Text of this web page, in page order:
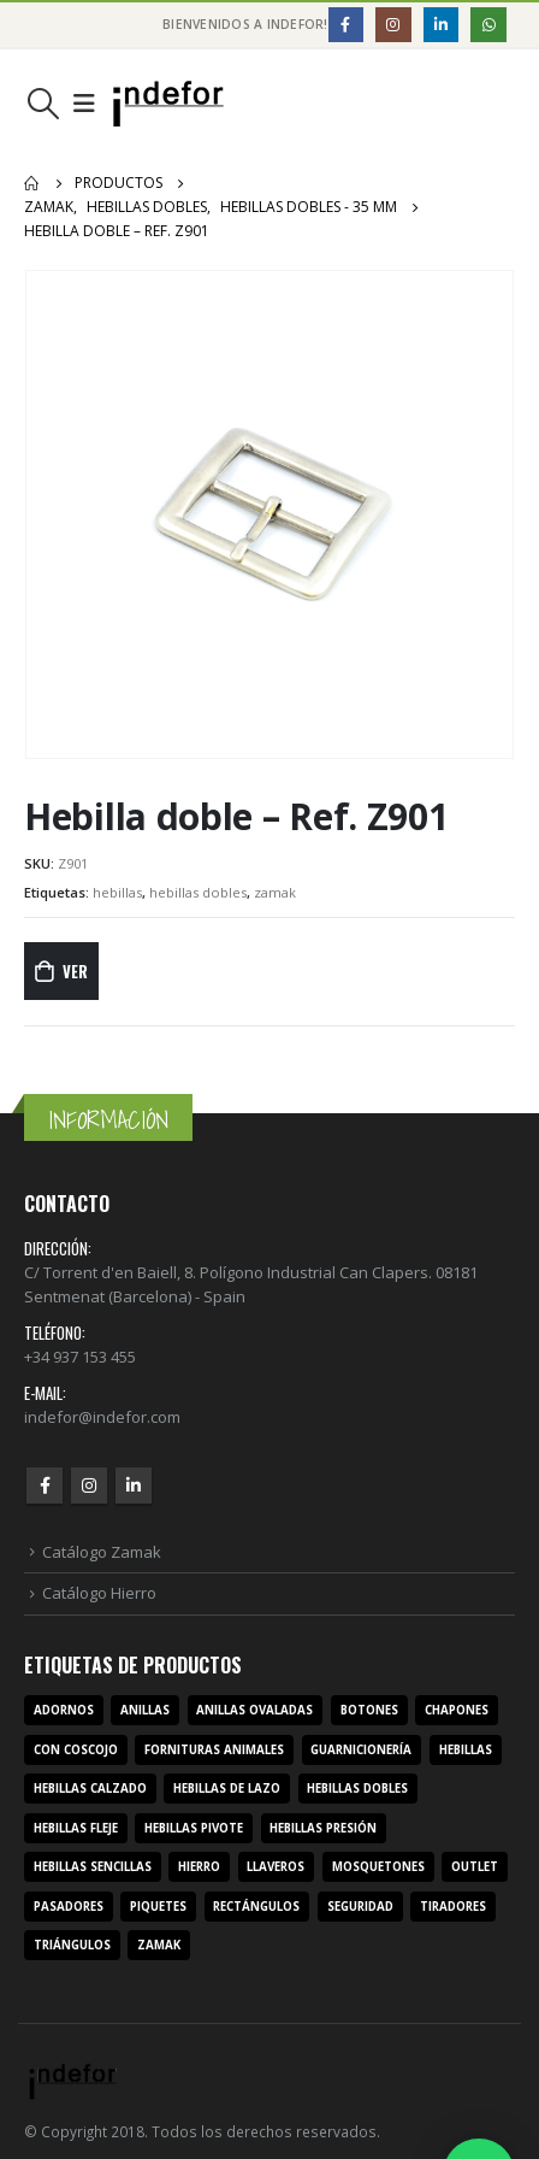
BIENVENIDOS A INDEFOR!
PRODUCTOS
ZAMAK, HEBILLAS DOBLES, HEBILLAS DOBLES - 35 MM
HEBILLA DOBLE – REF. Z901
Hebilla doble – Ref. Z901
SKU: Z901
Etiquetas: hebillas, hebillas dobles, zamak
VER
INFORMACIÓN
CONTACTO
DIRECCIÓN:
C/ Torrent d'en Baiell, 8. Polígono Industrial Can Clapers. 08181
Sentmenat (Barcelona) - Spain
TELÉFONO:
+34 937 153 455
E-MAIL:
indefor@indefor.com
Catálogo Zamak
Catálogo Hierro
ETIQUETAS DE PRODUCTOS
ADORNOS ANILLAS ANILLAS OVALADAS BOTONES CHAPONES
CON COSCOJO FORNITURAS ANIMALES GUARNICIONERÍA HEBILLAS
HEBILLAS CALZADO HEBILLAS DE LAZO HEBILLAS DOBLES
HEBILLAS FLEJE HEBILLAS PIVOTE HEBILLAS PRESIÓN
HEBILLAS SENCILLAS HIERRO LLAVEROS MOSQUETONES OUTLET
PASADORES PIQUETES RECTÁNGULOS SEGURIDAD TIRADORES
TRIÁNGULOS ZAMAK
© Copyright 2018. Todos los derechos reservados.